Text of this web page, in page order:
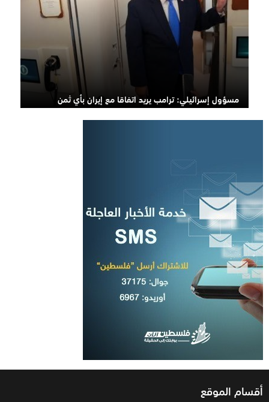
مسؤول إسرائيلي: ترامب يريد اتفاقا مع إيران بأي ثمن
أقسام الموقع